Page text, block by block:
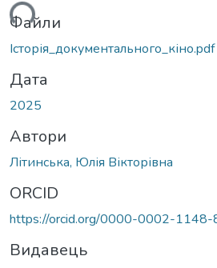
Файли
Історія_документального_кіно.pdf
Дата
2025
Автори
Літинська, Юлія Вікторівна
ORCID
https://orcid.org/0000-0002-
Видавець